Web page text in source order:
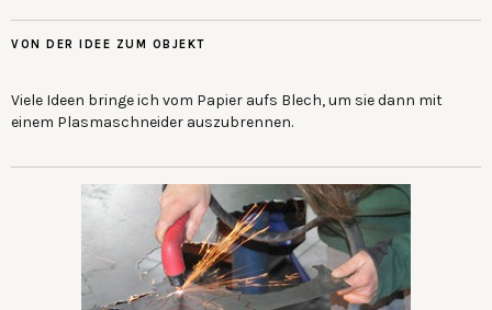
VON DER IDEE ZUM OBJEKT
Viele Ideen bringe ich vom Papier aufs Blech, um sie dann mit
einem Plasmaschneider auszubrennen.